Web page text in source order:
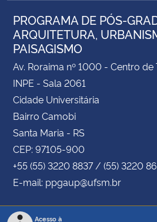
PROGRAMA DE PÓS-
ARQUITETURA,
PAISAGISMO
Av. Roraima nº 1000 - Centro
INPE - Sala 2061
Cidade Universitária
Bairro Camobi
Santa Maria - RS
CEP: 97105-900
+55 (55) 3220 8837 / (55) 3220
E-mail: ppgaup@ufsm.br
Acesso à